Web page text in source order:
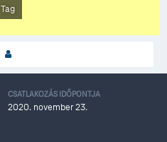
Tag
CSATLAKOZÁS IDŐPONTJA
2020. november 23.